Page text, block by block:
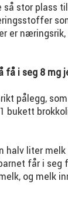
så stor plass
er
få i seg 8 mg
pålegg,
bukett
halv liter
får i seg
og melk